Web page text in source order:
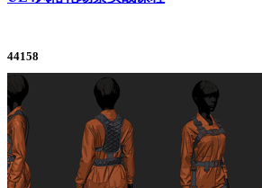
44158